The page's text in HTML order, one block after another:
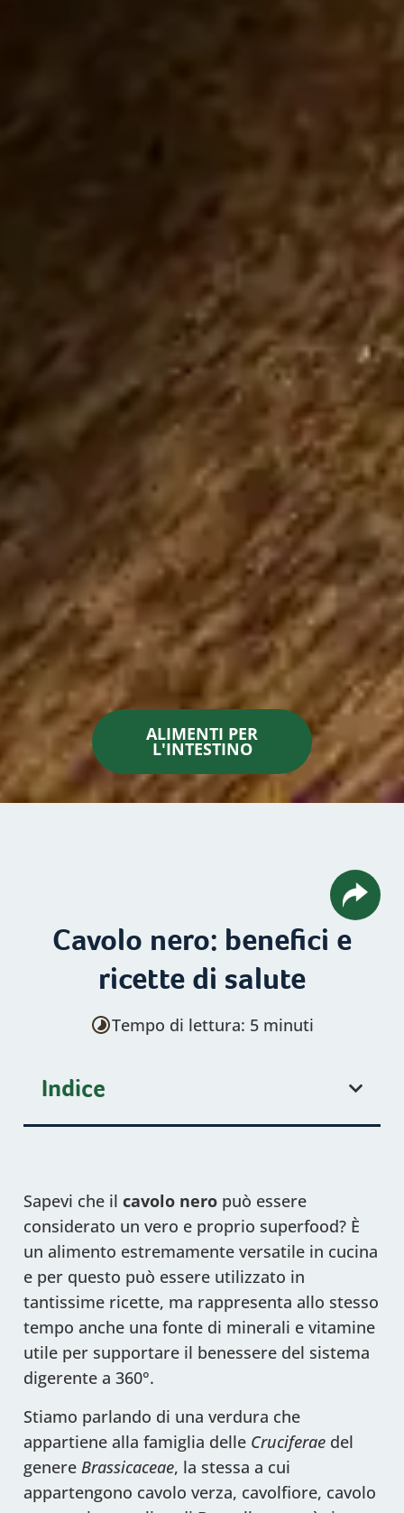
ALIMENTI PER
L'INTESTINO
Cavolo nero: benefici e
ricette di salute
Tempo di lettura: 5 minuti
Indice
Sapevi che il cavolo nero può essere
considerato un vero e proprio superfood? È
un alimento estremamente versatile in cucina
e per questo può essere utilizzato in
tantissime ricette, ma rappresenta allo stesso
tempo anche una fonte di minerali e vitamine
utile per supportare il benessere del sistema
digerente a 360°.
Stiamo parlando di una verdura che
appartiene alla famiglia delle Cruciferae del
genere Brassicaceae, la stessa a cui
appartengono cavolo verza, cavolfiore, cavolo